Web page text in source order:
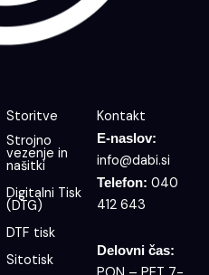
Storitve
Strojno
vezenje in
našitki
Digitalni Tisk
(DTG)
DTF tisk
Sitotisk
Kontakt
E-naslov:
info@dabi.si
Telefon: 040
412 643
Delovni čas: